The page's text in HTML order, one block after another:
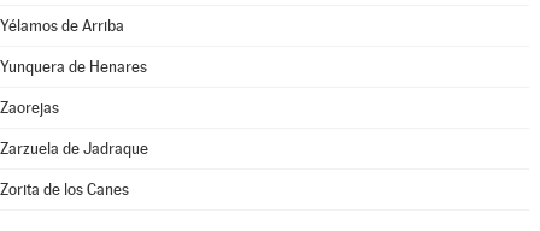
Yélamos de Arriba
Yunquera de Henares
Zaorejas
Zarzuela de Jadraque
Zorita de los Canes